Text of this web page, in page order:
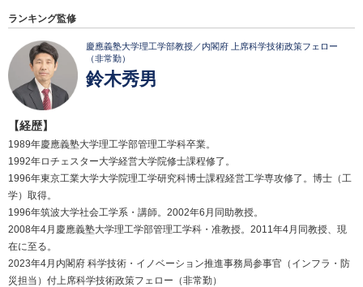
ランキング監修
慶應義塾大学理工学部教授／内閣府 上席科学技術政策フェロー
（非常勤）
鈴木秀男
【経歴】
1989年慶應義塾大学理工学部管理工学科卒業。
1992年ロチェスター大学経営大学院修士課程修了。
1996年東京工業大学大学院理工学研究科博士課程経営工学専攻修了。博士（工
学）取得。
1996年筑波大学社会工学系・講師。2002年6月同助教授。
2008年4月慶應義塾大学理工学部管理工学科・准教授。2011年4月同教授、現
在に至る。
2023年4月内閣府 科学技術・イノベーション推進事務局参事官（インフラ・防
災担当）付上席科学技術政策フェロー（非常勤）